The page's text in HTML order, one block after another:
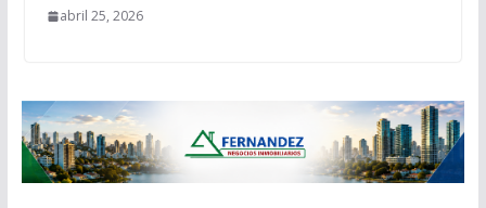
abril 25, 2026